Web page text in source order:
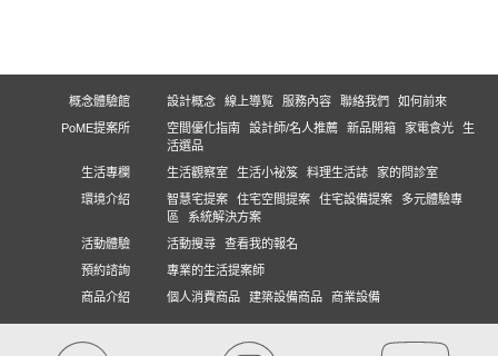
概念體驗館 設計概念 線上導覧 服務內容 聯絡我們
如何前來
PoME提案所
空間優化指南 設計師/名人推薦 新品開箱 家電食光
生
活選品
生活專欄
生活觀察室 生活小祕笈 料理生活誌
家的問診室
環境介紹
智慧宅提案 住宅空間提案 住宅設備提案
多元體驗專
區
系統解決方案
活動體驗
活動搜尋
查看我的報名
預約諮詢
專業的生活提案師
商品介紹
個人消費商品 建築設備商品 商業設備